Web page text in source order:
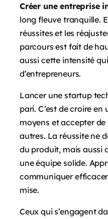
Créer une entreprise
long fleuve tranquille.
réussites et les
parcours est fait de
aussi cette intensité
d’entrepreneurs.
Lancer une startup
pari. C’est de croire
moyens et accepter de
autres. La réussite ne
du produit, mais aussi
une équipe solide.
communiquer
mise.
Ceux qui s’engagent